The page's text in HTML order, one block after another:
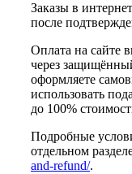
Заказы в
после
Оплата на сайте
через
оформляете
использовать
до 100%
Подробные
отдельном
and-refund/.